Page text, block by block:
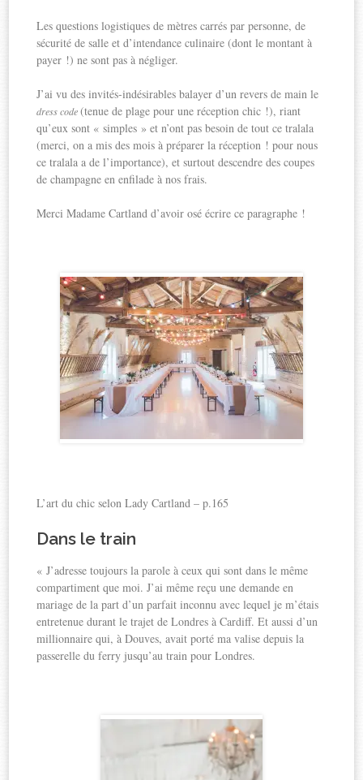
Les questions logistiques de mètres carrés par personne, de
sécurité de salle et d’intendance culinaire (dont le montant à
payer !) ne sont pas à négliger.
J’ai vu des invités-indésirables balayer d’un revers de main le
dress code(tenue de plage pour une réception chic !), riant
qu’eux sont « simples » et n’ont pas besoin de tout ce tralala
(merci, on a mis des mois à préparer la réception ! pour nous
ce tralala a de l’importance), et surtout descendre des coupes
de champagne en enfilade à nos frais.
Merci Madame Cartland d’avoir osé écrire ce paragraphe !
L’art du chic selon Lady Cartland – p.165
Dans le train
« J’adresse toujours la parole à ceux qui sont dans le même
compartiment que moi. J’ai même reçu une demande en
mariage de la part d’un parfait inconnu avec lequel je m’étais
entretenue durant le trajet de Londres à Cardiff. Et aussi d’un
millionnaire qui, à Douves, avait porté ma valise depuis la
passerelle du ferry jusqu’au train pour Londres.